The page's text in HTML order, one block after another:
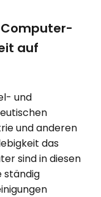
auf
und
und anderen
das
sind in diesen
ständig